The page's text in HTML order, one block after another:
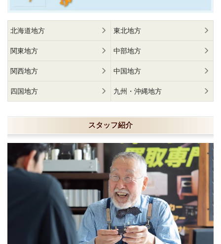
北海道地方 東北地方
関東地方 中部地方
関西地方 中国地方
四国地方 九州・沖縄地方
スタッフ紹介